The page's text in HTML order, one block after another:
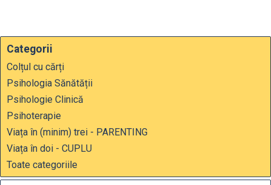
Categorii
Colțul cu cărți
Psihologia Sănătății
Psihologie Clinică
Psihoterapie
Viața în (minim) trei - PARENTING
Viața în doi - CUPLU
Toate categoriile